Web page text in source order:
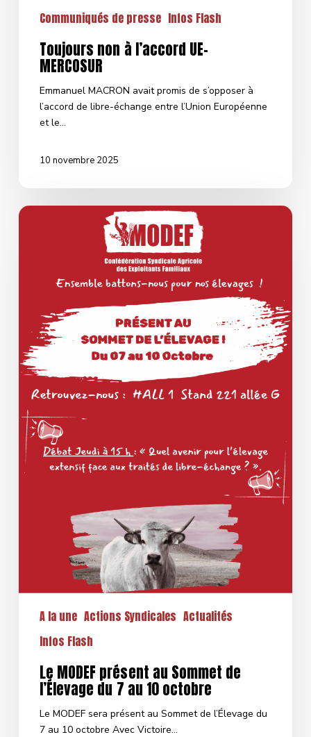
Communiqués de presse Infos Flash
Toujours non à l’accord UE-
MERCOSUR
Emmanuel MACRON avait promis de s’opposer à
l’accord de libre-échange entre l’Union Européenne
et le…
10 novembre 2025
Le
au
10
octobre
A la une Actions Syndicales Actualités
Infos Flash
Le MODEF présent au Sommet de
l’Élevage du 7 au 10 octobre
Le MODEF sera présent au Sommet de l’Élevage du
7 au 10 octobre Avec Victoire…